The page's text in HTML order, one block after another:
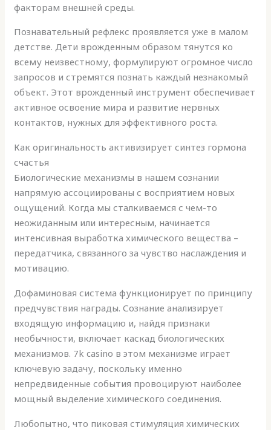
факторам внешней среды.
Познавательный рефлекс проявляется уже в малом
детстве. Дети врожденным образом тянутся ко
всему неизвестному, формулируют огромное число
запросов и стремятся познать каждый незнакомый
объект. Этот врожденный инструмент обеспечивает
активное освоение мира и развитие нервных
контактов, нужных для эффективного роста.
Как оригинальность активизирует синтез гормона
счастья
Биологические механизмы в нашем сознании
напрямую ассоциированы с восприятием новых
ощущений. Когда мы сталкиваемся с чем-то
неожиданным или интересным, начинается
интенсивная выработка химического вещества –
передатчика, связанного за чувство наслаждения и
мотивацию.
Дофаминовая система функционирует по принципу
предчувствия награды. Сознание анализирует
входящую информацию и, найдя признаки
необычности, включает каскад биологических
механизмов. 7k casino в этом механизме играет
ключевую задачу, поскольку именно
непредвиденные события провоцируют наиболее
мощный выделение химического соединения.
Любопытно, что пиковая стимуляция химических